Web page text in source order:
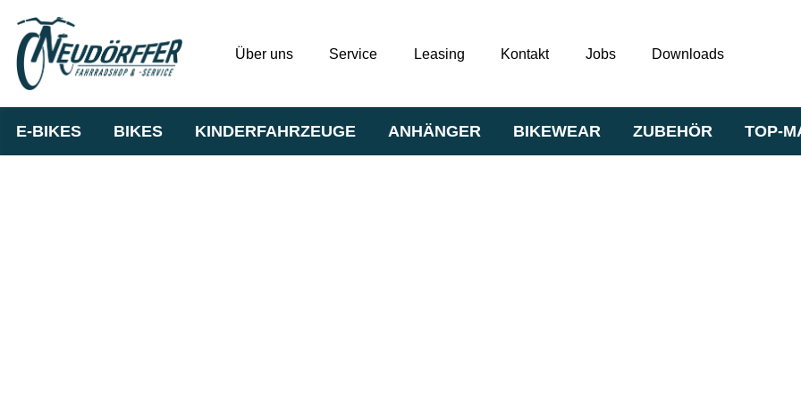
Über uns Service Leasing Kontakt Jobs Downloads
E-BIKES BIKES KINDERFAHRZEUGE ANHÄNGER BIKEWEAR ZUBEHÖR TOP-